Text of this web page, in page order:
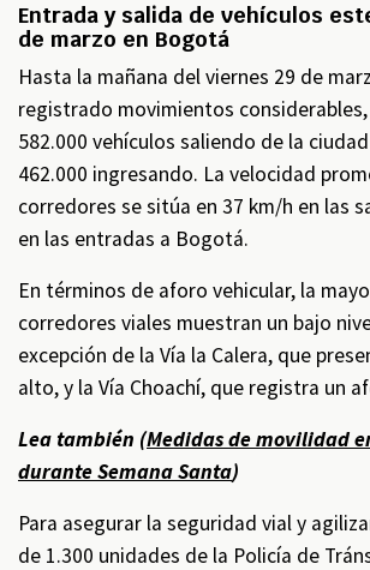
Entrada y salida de vehículos
de marzo en Bogotá
Hasta la mañana del viernes 29 de
registrado movimientos
582.000 vehículos saliendo de la
462.000 ingresando. La velocidad
corredores se sitúa en 37 km/h en las
en las entradas a Bogotá.
En términos de aforo vehicular, la
corredores viales muestran un bajo
excepción de la Vía la Calera, que
alto, y la Vía Choachí, que registra un
Lea también (Medidas de movilidad
durante Semana Santa)
Para asegurar la seguridad vial y
de 1.300 unidades de la Policía de